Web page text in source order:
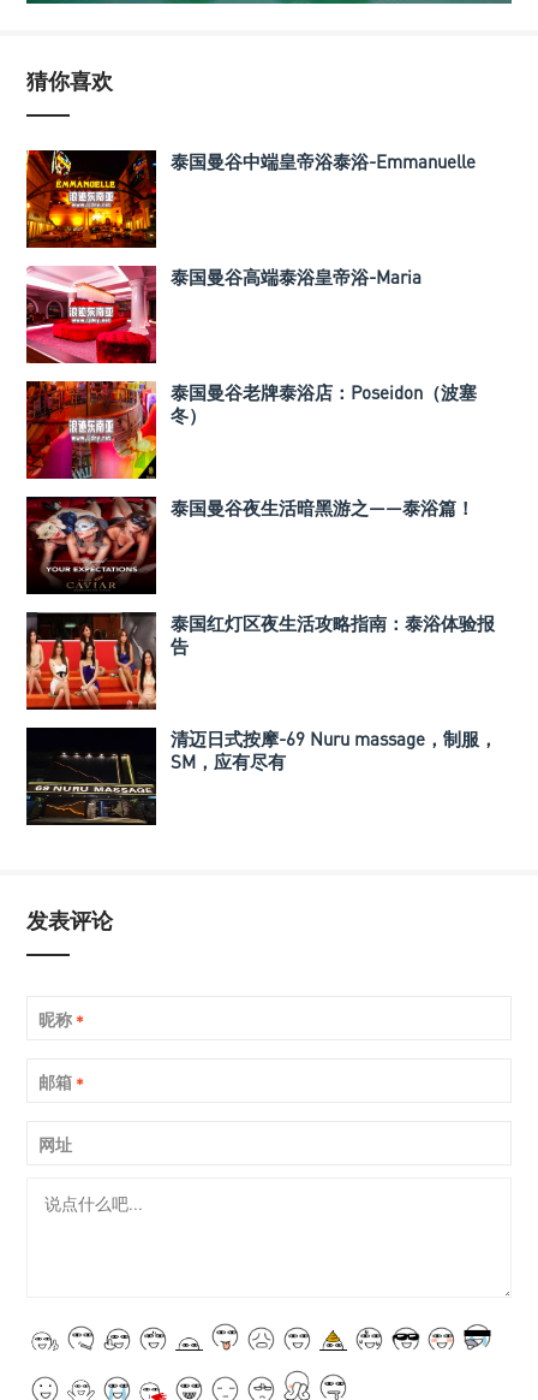
猜你喜欢
泰国曼谷中端皇帝浴泰浴-Emmanuelle
泰国曼谷高端泰浴皇帝浴-Maria
泰国曼谷老牌泰浴店：Poseidon（波塞
冬）
泰国曼谷夜生活暗黑游之——泰浴篇！
泰国红灯区夜生活攻略指南：泰浴体验报
告
清迈日式按摩-69 Nuru massage，制服，
SM，应有尽有
发表评论
昵称 *
邮箱 *
网址